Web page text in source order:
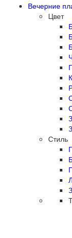
Вечерние
Цвет
Стиль